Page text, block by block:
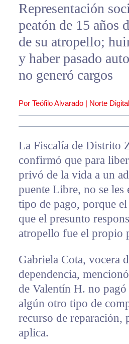
Representación
peatón de 15 años
de su atropello;
y haber pasado
no generó cargos
Por Teófilo Alvarado | Norte
La Fiscalía de Distrito
confirmó que para
privó de la vida a un
puente Libre, no se
tipo de pago, porque
que el presunto
atropello fue el propio
Gabriela Cota, vocera
dependencia,
de Valentín H. no
algún otro tipo de
recurso de reparación,
aplica.